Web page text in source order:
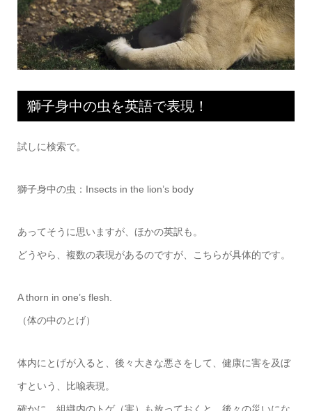
獅子身中の虫を英語で表現！
試しに検索で。
獅子身中の虫：Insects in the lion’s body
あってそうに思いますが、ほかの英訳も。
どうやら、複数の表現があるのですが、こちらが具体的です。
A thorn in one’s flesh.
（体の中のとげ）
体内にとげが入ると、後々大きな悪さをして、健康に害を及ぼ
すという、比喩表現。